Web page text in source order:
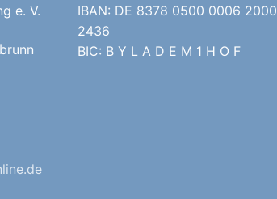
e. V.
IBAN: DE 8378 0500 0006 2000
2436
BIC: B Y L A D E M 1 H O F